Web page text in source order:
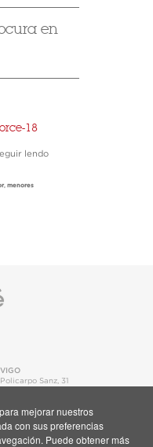
en
18
lendo
, menores
VIGO
Policarpo Sanz, 31
Mapamejorar nuestros
con sus preferencias
Puede obtener más